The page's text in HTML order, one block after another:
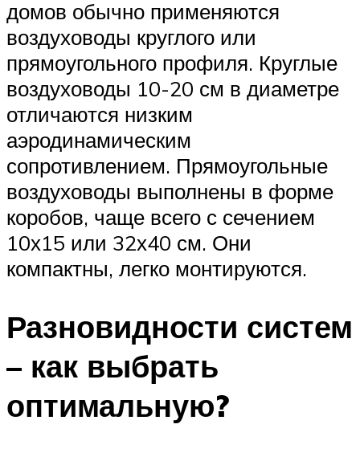
домов обычно применяются
воздуховоды круглого или
прямоугольного профиля. Круглые
воздуховоды 10-20 см в диаметре
отличаются низким
аэродинамическим
сопротивлением. Прямоугольные
воздуховоды выполнены в форме
коробов, чаще всего с сечением
10х15 или 32х40 см. Они
компактны, легко монтируются.
Разновидности систем
– как выбрать
оптимальную?